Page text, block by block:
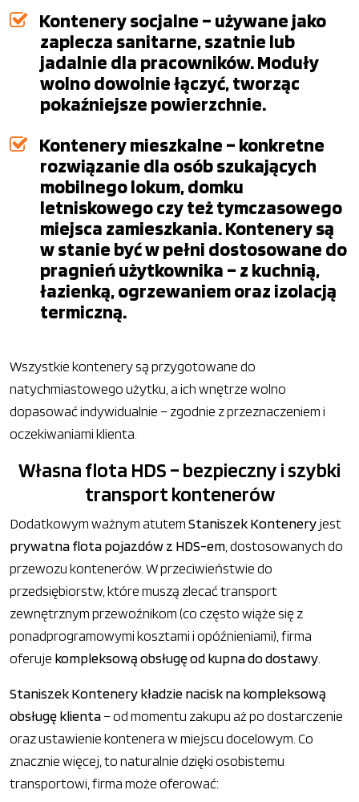
Kontenery socjalne – używane jako
zaplecza sanitarne, szatnie lub
jadalnie dla pracowników. Moduły
wolno dowolnie łączyć, tworząc
pokaźniejsze powierzchnie.
Kontenery mieszkalne – konkretne
rozwiązanie dla osób szukających
mobilnego lokum, domku
letniskowego czy też tymczasowego
miejsca zamieszkania. Kontenery są
w stanie być w pełni dostosowane do
pragnień użytkownika – z kuchnią,
łazienką, ogrzewaniem oraz izolacją
termiczną.
Wszystkie kontenery są przygotowane do
natychmiastowego użytku, a ich wnętrze wolno
dopasować indywidualnie – zgodnie z przeznaczeniem i
oczekiwaniami klienta.
Własna flota HDS – bezpieczny i szybki
transport kontenerów
Dodatkowym ważnym atutemStaniszek Konteneryjest
prywatna flota pojazdów z HDS-em, dostosowanych do
przewozu kontenerów. W przeciwieństwie do
przedsiębiorstw, które muszą zlecać transport
zewnętrznym przewoźnikom (co często wiąże się z
ponadprogramowymi kosztami i opóźnieniami), firma
oferuje kompleksową obsługę od kupna do dostawy.
Staniszek Kontenery kładzie nacisk na kompleksową
obsługę klienta– od momentu zakupu aż po dostarczenie
oraz ustawienie kontenera w miejscu docelowym. Co
znacznie więcej, to naturalnie dzięki osobistemu
transportowi, firma może oferować: